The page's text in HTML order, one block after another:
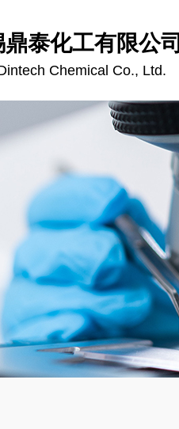
鼎泰化工有限公司
Chemical Co., Ltd.